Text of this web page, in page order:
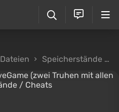
Dateien Speicherstände